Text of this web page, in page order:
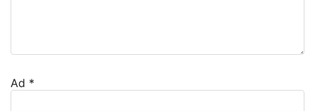
Ad *